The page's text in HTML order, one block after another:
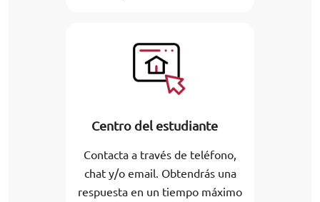
Centro del estudiante
Contacta a través de teléfono,
chat y/o email. Obtendrás una
respuesta en un tiempo máximo